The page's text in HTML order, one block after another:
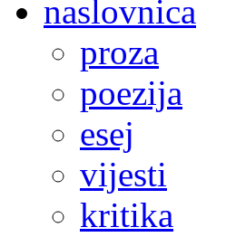
naslovnica
proza
poezija
esej
vijesti
kritika